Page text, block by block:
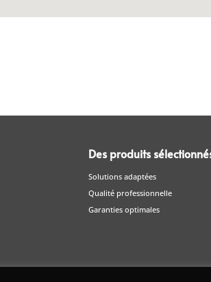
Des produits
Solutions adaptées
Qualité professionnelle
Garanties optimales